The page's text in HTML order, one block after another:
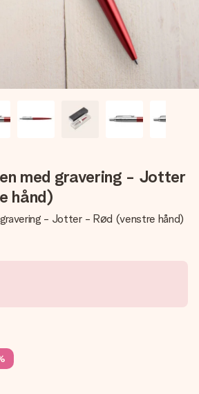
med gravering - Jotter
hånd)
- Jotter - Rød (venstre hånd)